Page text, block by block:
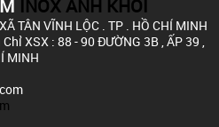
INOX ANH KHÔI
XÃ TÂN VĨNH LỘC . TP . HỒ CHÍ MINH
XSX : 88 - 90 ĐƯỜNG 3B , ẤP 39 ,
MINH